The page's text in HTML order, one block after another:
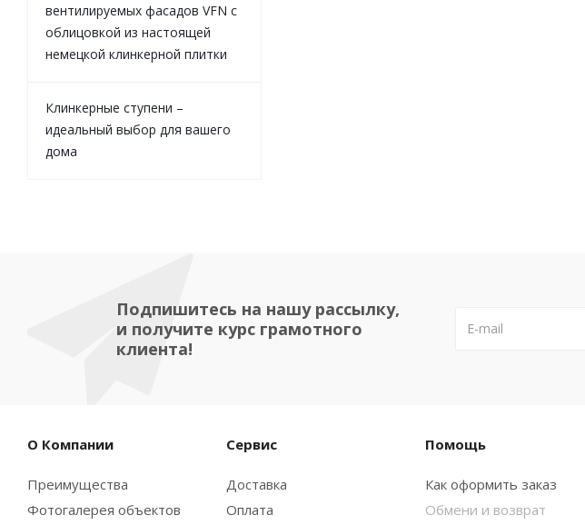
вентилируемых фасадов VFN с
облицовкой из настоящей
немецкой клинкерной плитки
Клинкерные ступени –
идеальный выбор для вашего
дома
Подпишитесь на нашу рассылку,
и получите курс грамотного
клиента!
О Компании
Преимущества
Фотогалерея объектов
Сервис
Доставка
Оплата
Помощь
Как оформить заказ
Обмени и возврат